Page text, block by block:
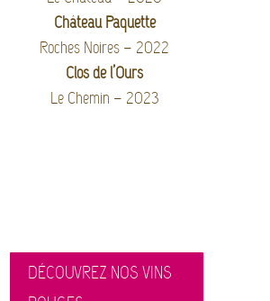
Château Paquette
Roches Noires – 2022
Clos de l’Ours
Le Chemin – 2023
DÉCOUVREZ NOS VINS